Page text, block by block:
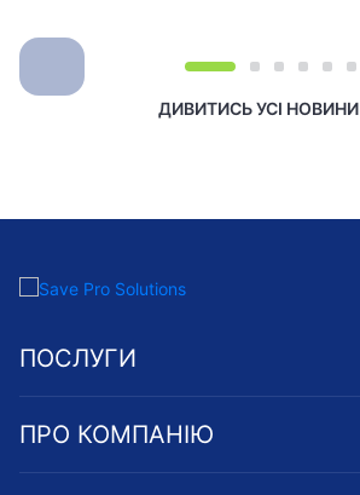
ДИВИТИСЬ УСІ НОВИНИ
ПРО КОМПАНІЮ
ПОСЛУГИ